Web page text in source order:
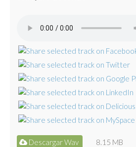
Descargar Wav 8.15 MB